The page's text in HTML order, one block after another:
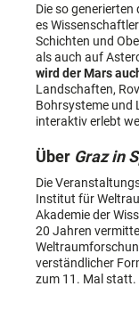
Die so
es
Schichten und
als auch auf
wird der Mars
Landschaften,
Bohrsysteme und
interaktiv erlebt
Über Graz in
Die
Institut für
Akademie der
20 Jahren
verständlicher
zum 11. Mal statt.